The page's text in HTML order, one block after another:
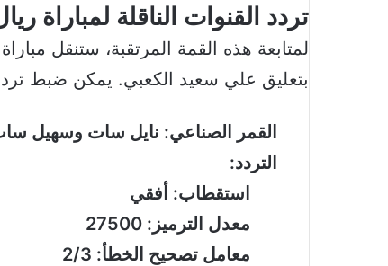
تردد القنوات الناقلة لمباراة
بتعليق علي سعيد الكعبي. يمكن ضبط تردد
القمر الصناعي: نايل سات وسهيل
التردد:
استقطاب: أفقي
معدل الترميز: 27500
معامل تصحيح الخطأ: 2/3